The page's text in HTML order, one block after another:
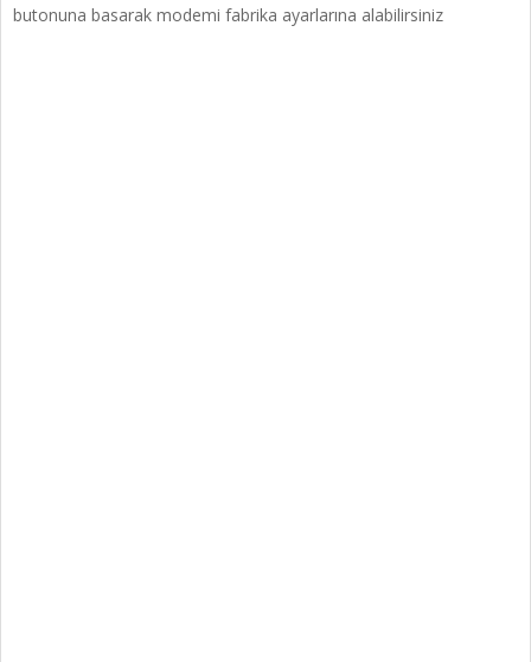
butonuna basarak modemi fabrika ayarlarına alabilirsiniz